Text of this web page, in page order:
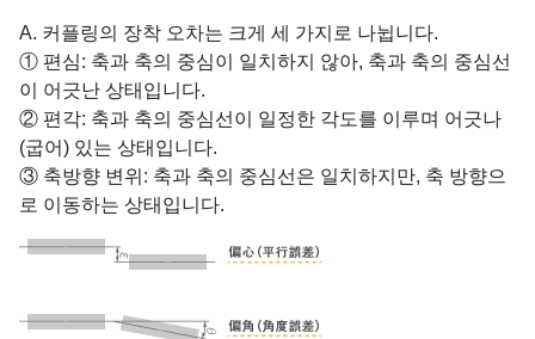
A. 커플링의 장착 오차는 크게 세 가지로 나뉩니다.
① 편심: 축과 축의 중심이 일치하지 않아, 축과 축의 중심선
이 어긋난 상태입니다.
② 편각: 축과 축의 중심선이 일정한 각도를 이루며 어긋나
(굽어) 있는 상태입니다.
③ 축방향 변위: 축과 축의 중심선은 일치하지만, 축 방향으
로 이동하는 상태입니다.